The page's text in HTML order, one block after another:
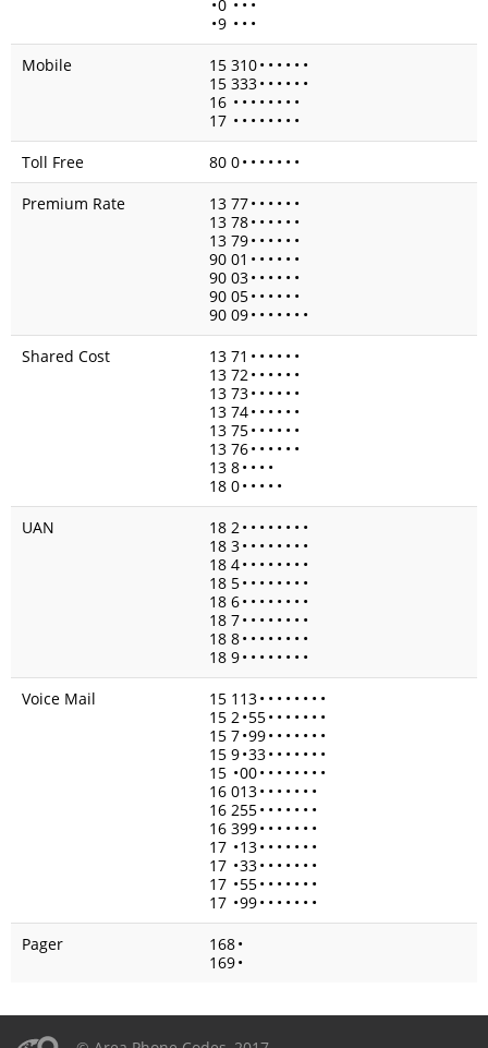
•0 • • •
•9 • • •
Mobile
15 310• • • • • •
15 333• • • • • •
16 • • • • • • • •
17 • • • • • • • •
Toll Free
80 0• • • • • • •
Premium Rate
13 77• • • • • •
13 78• • • • • •
13 79• • • • • •
90 01 • • • • • •
90 03• • • • • •
90 05• • • • • •
90 09• • • • • • •
Shared Cost
13 71 • • • • • •
13 72• • • • • •
13 73• • • • • •
13 74• • • • • •
13 75• • • • • •
13 76• • • • • •
13 8• • • •
18 0• • • • •
UAN
18 2• • • • • • • •
18 3• • • • • • • •
18 4• • • • • • • •
18 5• • • • • • • •
18 6• • • • • • • •
18 7• • • • • • • •
18 8• • • • • • • •
18 9• • • • • • • •
Voice Mail
15 113• • • • • • • •
15 2•55• • • • • • •
15 7•99• • • • • • •
15 9•33• • • • • • •
15 •00• • • • • • • •
16 013• • • • • • •
16 255• • • • • • •
16 399• • • • • • •
17 •13• • • • • • •
17 •33• • • • • • •
17 •55• • • • • • •
17 •99• • • • • • •
Pager
168•
169•